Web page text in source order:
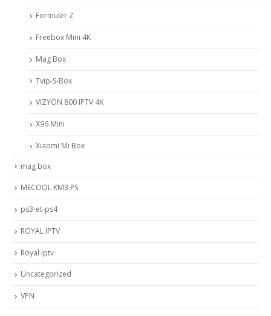
Formuler Z
Freebox Mini 4K
Mag Box
Tvip-S-Box
VIZYON 800 IPTV 4K
X96 Mini
Xiaomi Mi Box
mag box
MECOOL KM3 PS
ps3-et-ps4
ROYAL IPTV
Royal iptv
Uncategorized
VPN